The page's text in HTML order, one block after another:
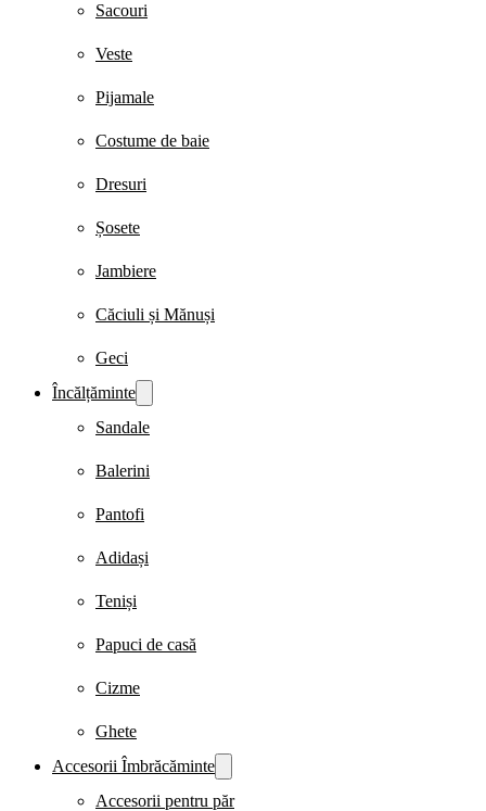
Sacouri
Veste
Pijamale
Costume de baie
Dresuri
Șosete
Jambiere
Căciuli și Mănuși
Geci
Încălțăminte
Sandale
Balerini
Pantofi
Adidași
Teniși
Papuci de casă
Cizme
Ghete
Accesorii Îmbrăcăminte
Accesorii pentru păr